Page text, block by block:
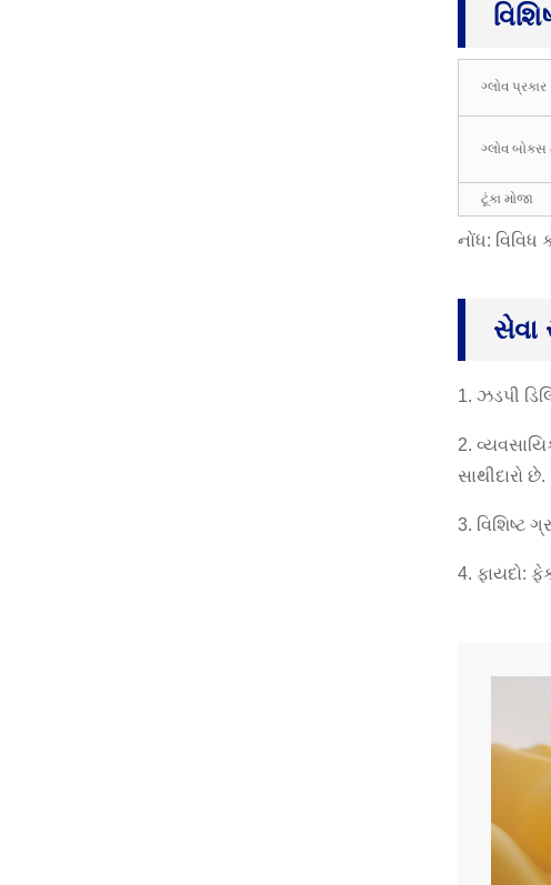
ગ્લોવ પ્રકાર
ગ્લોવ બોક્સ
ટૂંકા મોજા
નોંધ:
સેવા
1. ઝડપી
2.
સાથીદારો છે.
3. વિશિષ્ટ
4. ફાયદો: